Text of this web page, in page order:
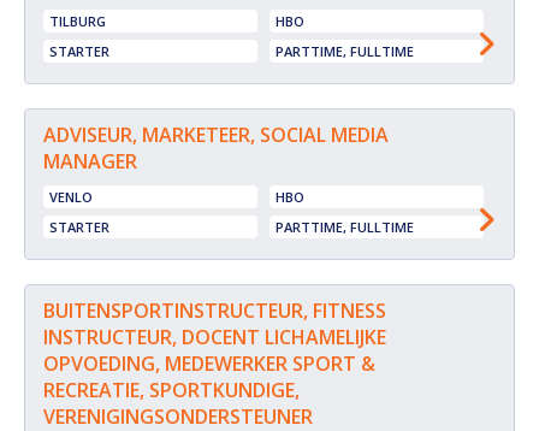
TILBURG
HBO
STARTER
PARTTIME, FULLTIME
ADVISEUR, MARKETEER, SOCIAL MEDIA
MANAGER
VENLO
HBO
STARTER
PARTTIME, FULLTIME
BUITENSPORTINSTRUCTEUR, FITNESS
INSTRUCTEUR, DOCENT LICHAMELIJKE
OPVOEDING, MEDEWERKER SPORT &
RECREATIE, SPORTKUNDIGE,
VERENIGINGSONDERSTEUNER